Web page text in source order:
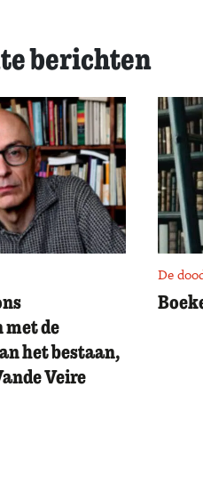
berichten
de
het bestaan,
Veire
De